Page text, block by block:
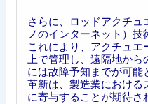
さらに、ロッドアクチ
ノのインターネット）技
これにより、アクチュエ
上で管理し、遠隔地から
には故障予知までが可
革新は、製造業における
に寄与することが期待さ